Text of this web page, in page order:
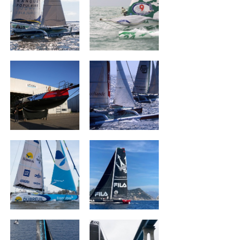
CHARAL BROCÉLIANDE
Groupe Dubreuil MASERATI
SNOWFLAKE ORION Racing